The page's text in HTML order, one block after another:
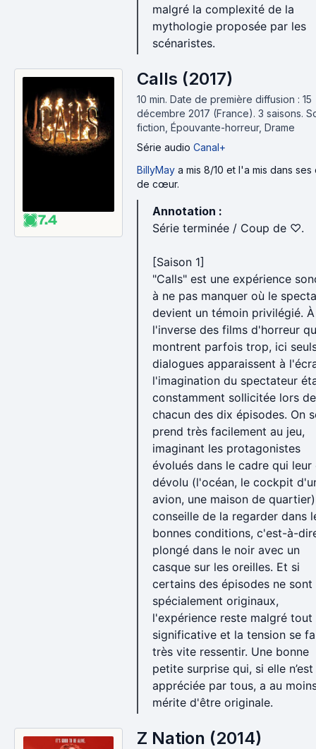
malgré la complexité de la
mythologie proposée par les
scénaristes.
7.4
Calls (2017)
10 min. Date de première diffusion : 15
décembre 2017 (France). 3 saisons.
fiction, Épouvante-horreur, Drame
Série audio Canal+
BillyMay a mis 8/10 et l'a mis dans ses
de cœur.
Annotation :
Série terminée / Coup de ♡.
[Saison 1]
"Calls" est une expérience
à ne pas manquer où le
devient un témoin privilégié. À
l'inverse des films d'horreur
montrent parfois trop, ici
dialogues apparaissent à
l'imagination du spectateur
constamment sollicitée lors de
chacun des dix épisodes. On
prend très facilement au jeu,
imaginant les protagonistes
évolués dans le cadre qui leur
dévolu (l'océan, le cockpit
avion, une maison de
conseille de la regarder dans
bonnes conditions, c'est-à-
plongé dans le noir avec un
casque sur les oreilles. Et si
certains des épisodes ne sont
spécialement originaux,
l'expérience reste malgré tout
significative et la tension se
très vite ressentir. Une bonne
petite surprise qui, si elle
appréciée par tous, a au
mérite d'être originale.
Z Nation (2014)